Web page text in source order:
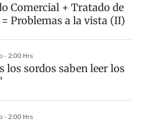
Comercial + Tratado de
= Problemas a la vista (II)
- 2:00 Hrs
los sordos saben leer los
- 2:00 Hrs